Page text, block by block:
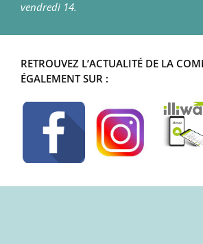
vendredi 14.
RETROUVEZ L’ACTUALITÉ DE LA
ÉGALEMENT SUR :